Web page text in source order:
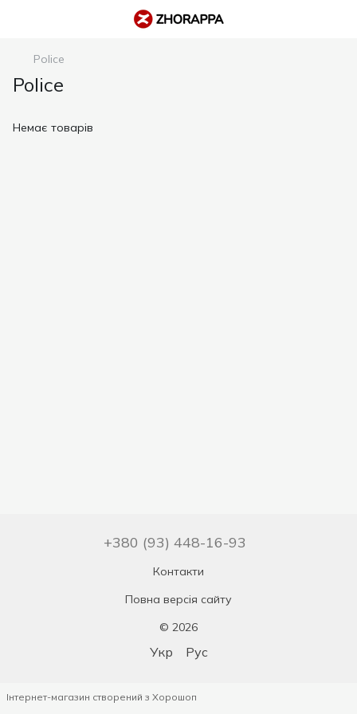
Police
Police
Немає товарів
+380 (93) 448-16-93
Контакти
Повна версія сайту
© 2026
Укр Рус
Інтернет-магазин створений з Хорошоп